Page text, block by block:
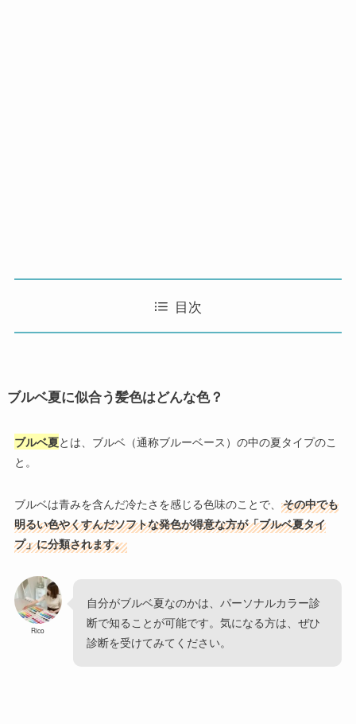
目次
ブルベ夏に似合う髪色はどんな色？
ブルベ夏とは、ブルベ（通称ブルーベース）の中の夏タイプのこ
と。
ブルベは青みを含んだ冷たさを感じる色味のことで、 その中でも
明るい色やくすんだソフトな発色が得意な方が「ブルベ夏タイ
プ」に分類されます。
Rico
自分がブルベ夏なのかは、パーソナルカラー診
断で知ることが可能です。気になる方は、ぜひ
診断を受けてみてください。